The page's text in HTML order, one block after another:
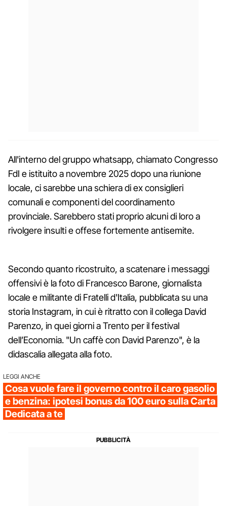
All'interno del gruppo whatsapp, chiamato Congresso
FdI e istituito a novembre 2025 dopo una riunione
locale, ci sarebbe una schiera di ex consiglieri
comunali e componenti del coordinamento
provinciale. Sarebbero stati proprio alcuni di loro a
rivolgere insulti e offese fortemente antisemite.
Secondo quanto ricostruito, a scatenare i messaggi
offensivi è la foto di Francesco Barone, giornalista
locale e militante di Fratelli d'Italia, pubblicata su una
storia Instagram, in cui è ritratto con il collega David
Parenzo, in quei giorni a Trento per il festival
dell’Economia. "Un caffè con David Parenzo", è la
didascalia allegata alla foto.
LEGGI ANCHE
Cosa vuole fare il governo contro il caro gasolio
e benzina: ipotesi bonus da 100 euro sulla Carta
Dedicata a te